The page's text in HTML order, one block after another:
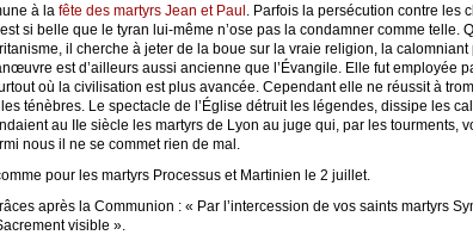
à la fête des martyrs Jean et Paul . Parfois la persécution contre les
si belle que le tyran lui-même n’ose pas la condamner comme telle.
il cherche à jeter de la boue sur la vraie religion, la
est d’ailleurs aussi ancienne que l’Évangile. Elle fut employée
où la civilisation est plus avancée. Cependant elle ne réussit à
ténèbres. Le spectacle de l’Église détruit les légendes, dissipe les
au IIe siècle les martyrs de Lyon au juge qui, par les tourments,
nous il ne se commet rien de mal.
pour les martyrs Processus et Martinien le 2 juillet.
après la Communion : « Par l’intercession de vos saints martyrs
visible ».